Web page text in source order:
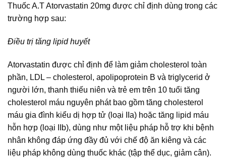
Thuốc A.T Atorvastatin 20mg được chỉ định dùng trong các
trường hợp sau:
Điều trị tăng lipid huyết
Atorvastatin được chỉ định để làm giảm cholesterol toàn
phần, LDL – cholesterol, apolipoprotein B và triglycerid ở
người lớn, thanh thiếu niên và trẻ em trên 10 tuổi tăng
cholesterol máu nguyên phát bao gồm tăng cholesterol
máu gia đình kiểu dị hợp tử (loại IIa) hoặc tăng lipid máu
hỗn hợp (loại IIb), dùng như một liệu pháp hỗ trợ khi bệnh
nhân không đáp ứng đầy đủ với chế độ ăn kiêng và các
liệu pháp không dùng thuốc khác (tập thể dục, giảm cân).